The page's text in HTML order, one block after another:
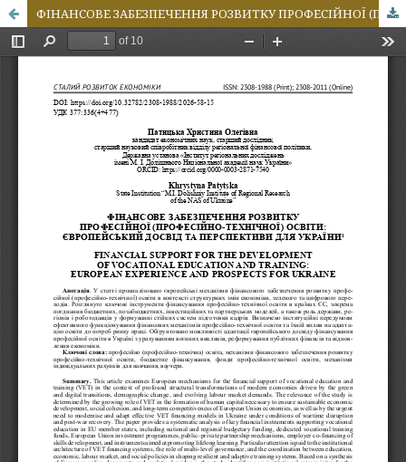
ФІНАНСОВЕ ЗАБЕЗПЕЧЕННЯ РОЗВИТКУ ПРОФЕСІЙНОЇ (ПРОФЕСІЙНО-ТЕХНІЧНОЇ) ОСВІТИ: ЄВРОПЕЙСЬКИЙ ДОСВІД ТА ПЕРСПЕКТИВИ ДЛЯ УКРАЇНИ